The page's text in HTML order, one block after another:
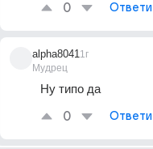
0
alpha8041
Мудрец
1г
Ну типо да
0